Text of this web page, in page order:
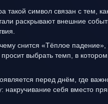
такой символ связан с тем,
раскрывают внешние
снится «Тёплое падение»,
просит выбрать темп, в
перед днём, где
накручивание себя вместо